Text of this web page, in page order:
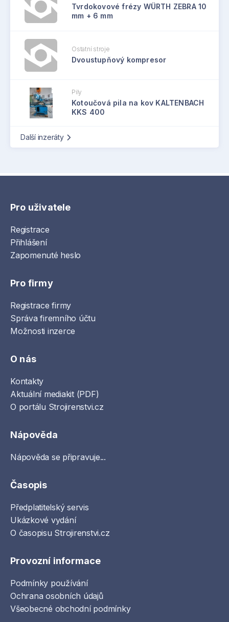
Tvrdokovové frézy WÜRTH ZEBRA 10
mm + 6 mm
Ostatní stroje
Dvoustupňový kompresor
Pily
Kotoučová pila na kov KALTENBACH
KKS 400
Další inzeráty
Pro uživatele
Registrace
Přihlášení
Zapomenuté heslo
Pro firmy
Registrace firmy
Správa firemního účtu
Možnosti inzerce
O nás
Kontakty
Aktuální mediakit (PDF)
O portálu Strojirenstvi.cz
Nápověda
Nápověda se připravuje...
Časopis
Předplatitelský servis
Ukázkové vydání
O časopisu Strojirenstvi.cz
Provozní informace
Podmínky používání
Ochrana osobních údajů
Všeobecné obchodní podmínky